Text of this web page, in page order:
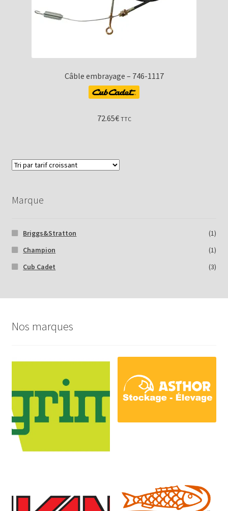
Câble embrayage – 746-1117
72.65€ TTC
Marque
Briggs&Stratton
(1)
Champion
(1)
Cub Cadet
(3)
Nos marques